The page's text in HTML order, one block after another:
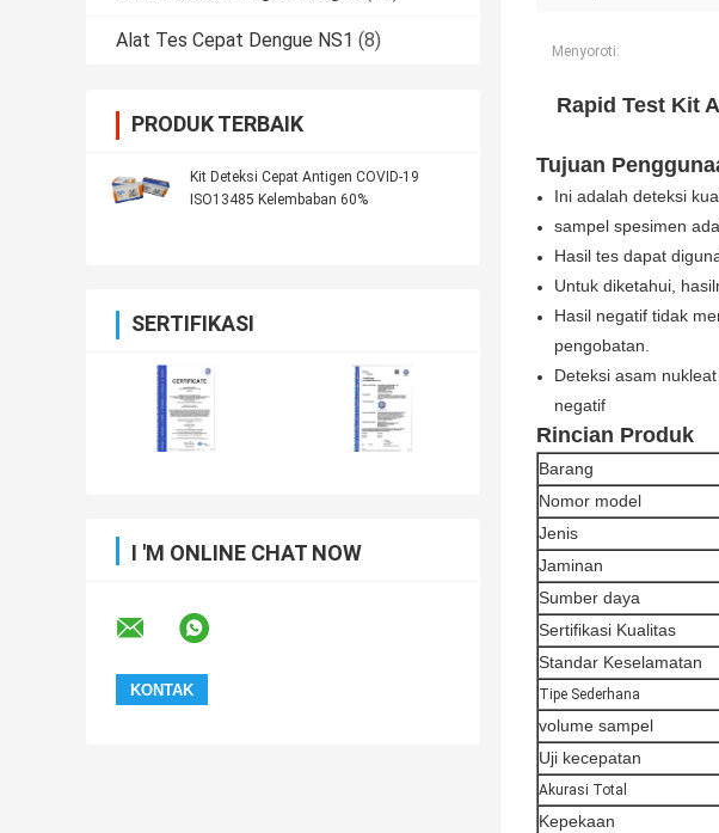
Alat Tes Cepat Dengue NS1 (8)
PRODUK TERBAIK
Kit Deteksi Cepat Antigen COVID-19
ISO13485 Kelembaban 60%
SERTIFIKASI
I 'M ONLINE CHAT NOW
Menyoroti:
Rapid Test Kit
Tujuan
Ini adalah deteksi
sampel spesimen
Hasil tes dapat
Untuk diketahui,
Hasil negatif tidak
pengobatan.
Deteksi asam
negatif
Rincian Produk
Barang
Nomor model
Jenis
Jaminan
Sumber daya
Sertifikasi Kualitas
Standar Keselamatan
Tipe Sederhana
volume sampel
Uji kecepatan
Akurasi Total
Kepekaan